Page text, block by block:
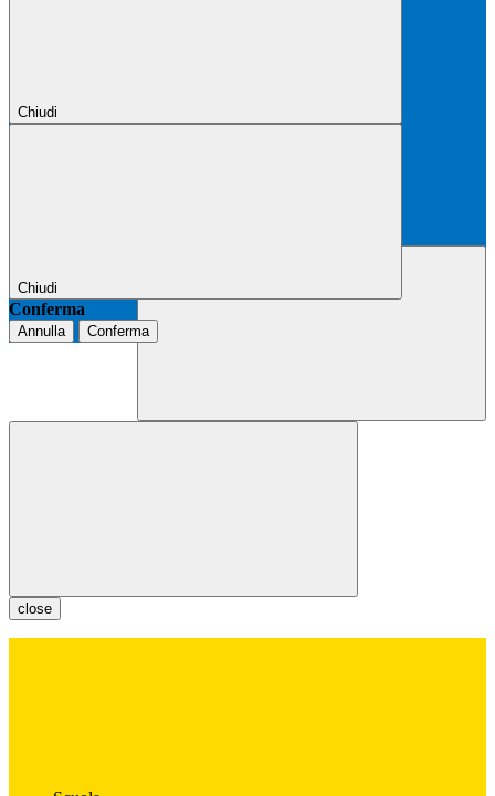
Chiudi
Chiudi
Conferma
Annulla Conferma
close